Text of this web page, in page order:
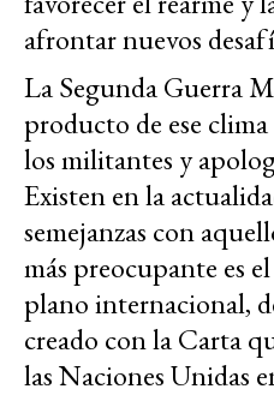
afrontar nuevos
La Segunda Guerra
producto de ese
los militantes y
Existen en la
semejanzas con
más preocupante es
plano internacional,
creado con la Carta
las Naciones Unidas